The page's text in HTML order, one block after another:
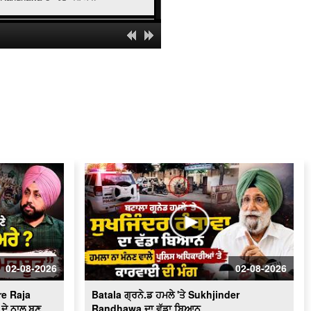
ਪੁਲਿਸ ਤੇ ਬਦਮਾਸ਼ ਹੋਏ ਆਹਮੋ-ਸਾਹਮਣੇ, ਦੇਖੋ
ਮੌਕੇ 'ਤੇ ਕੀ ਬਣੇ ਹਾਲਾਤ
LIVE : Gurdwara Bangla Sahib Delhi
ਤੋਂ Gurbani Kirtan ਦਾ ਸਿੱਧਾ ਪ੍ਰਸਾਰਣ
Cabinet Minister Mohinder Bhagat
Addresses Media | ਅਹਿਮ ਮੁੱਦਿਆਂ ’ਤੇ
ਪ੍ਰੈਸ ਕਾਨਫ਼ਰੰਸ
Congress ਦਾ ਮੁੱਕੇਗਾ ਕਾਟੋ ਕਲੇਸ਼ ?
Fatehgarh Sahib ’ਚ ਇਕੱਠੇ ਹੋਏ ਕਾਂਗਰਸੀ
LIVE
02-08-2026
Raja
02-08-2026
Batala ਗ੍ਰਨੇ.ਡ ਹਮਲੇ 'ਤੇ Sukhjinder